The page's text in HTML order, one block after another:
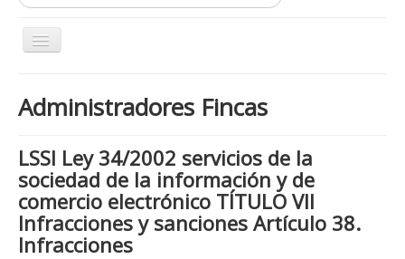
Toggle
Navigation
ZONA ABIERTA
Políticas de Cookies
¿Quienes tienen que cumplir con la LOPD RGPD?
¿Estas cumpliendo con la LOPD - RGPD?
Administradores Fincas
LSSI Ley 34/2002 servicios de la
sociedad de la información y de
comercio electrónico TÍTULO VII
Infracciones y sanciones Artículo 38.
Infracciones